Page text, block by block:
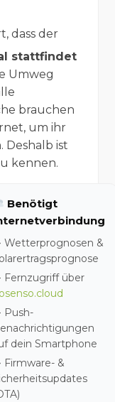
dass der
stattfindet
Umweg
brauchen
um ihr
Deshalb ist
kennen.
Benötigt
Wetterprognosen &
Fernzugriff über
Push-
dein Smartphone
Firmware- &